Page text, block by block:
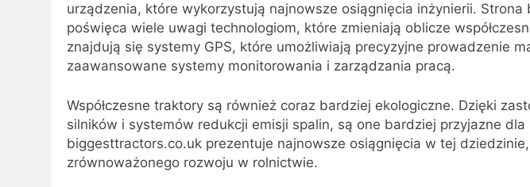
urządzenia, które wykorzystują najnowsze osiągnięcia inżynierii.
poświęca wiele uwagi technologiom, które zmieniają oblicze
znajdują się systemy GPS, które umożliwiają precyzyjne prowadzenie
zaawansowane systemy monitorowania i zarządzania pracą.
Współczesne traktory są również coraz bardziej ekologiczne. Dzięki
silników i systemów redukcji emisji spalin, są one bardziej przyjazne
biggesttractors.co.uk prezentuje najnowsze osiągnięcia w tej
zrównoważonego rozwoju w rolnictwie.